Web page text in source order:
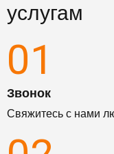
услугам
01
Звонок
Свяжитесь с нами